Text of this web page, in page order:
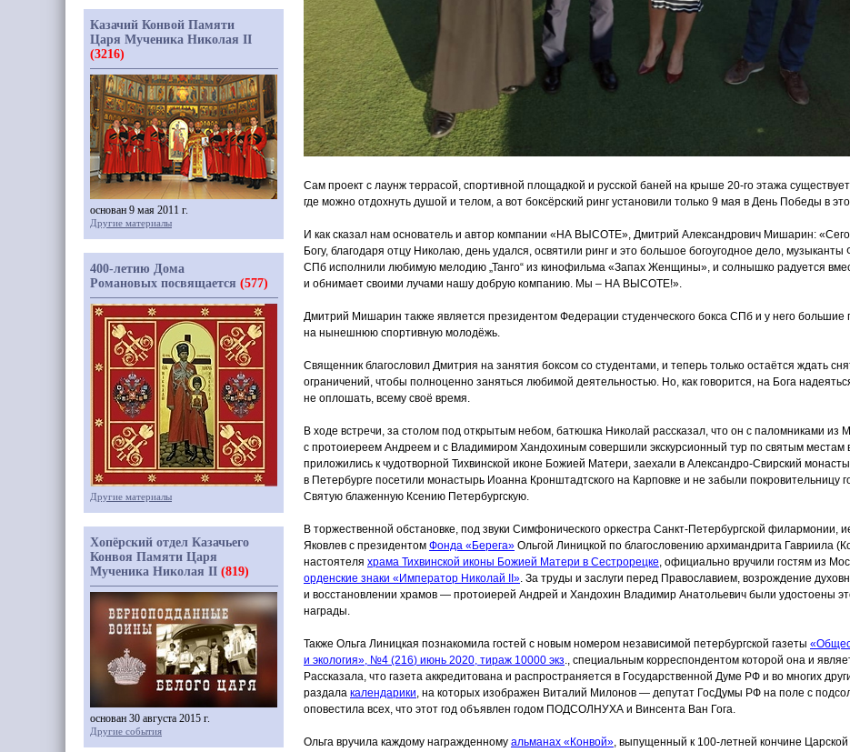
Сам проект с лаунж террасой, спортивной площадкой и русской баней на крыше 20-го этажа
где можно отдохнуть душой и телом, а вот боксёрский ринг установили только 9 мая в День Победы в
И как сказал нам основатель и автор компании «НА ВЫСОТЕ», Дмитрий Александрович Мишарин:
Богу, благодаря отцу Николаю, день удался, освятили ринг и это большое богоугодное дело,
СПб исполнили любимую мелодию „Танго“ из кинофильма «Запах Женщины», и солнышко радуется
и обнимает своими лучами нашу добрую компанию. Мы – НА ВЫСОТЕ!».
Дмитрий Мишарин также является президентом Федерации студенческого бокса СПб и у него большие
на нынешнюю спортивную молодёжь.
Священник благословил Дмитрия на занятия боксом со студентами, и теперь только остаётся ждать
ограничений, чтобы полноценно заняться любимой деятельностью. Но, как говорится, на Бога
не оплошать, всему своё время.
В ходе встречи, за столом под открытым небом, батюшка Николай рассказал, что он с паломниками из
с протоиереем Андреем и с Владимиром Хандохиным совершили экскурсионный тур по святым местам
приложились к чудотворной Тихвинской иконе Божией Матери, заехали в Александро-Свирский
в Петербурге посетили монастырь Иоанна Кронштадтского на Карповке и не забыли покровительницу
Святую блаженную Ксению Петербургскую.
В торжественной обстановке, под звуки Симфонического оркестра Санкт-Петербургской филармонии,
Яковлев с президентом Фонда «Берега» Ольгой Линицкой по благословению архимандрита Гавриила
настоятеля храма Тихвинской иконы Божией Матери в Сестрорецке, официально вручили гостям из
орденские знаки «Император Николай II». За труды и заслуги перед Православием, возрождение
и восстановлении храмов — протоиерей Андрей и Хандохин Владимир Анатольевич были удостоены
награды.
Также Ольга Линицкая познакомила гостей с новым номером независимой петербургской газеты
и экология», №4 (216) июнь 2020, тираж 10000 экз., специальным корреспондентом которой она и
Рассказала, что газета аккредитована и распространяется в Государственной Думе РФ и во многих
раздала календарики, на которых изображен Виталий Милонов — депутат ГосДумы РФ на поле с
оповестила всех, что этот год объявлен годом ПОДСОЛНУХА и Винсента Ван Гога.
Ольга вручила каждому награжденному альманах «Конвой», выпущенный к 100-летней кончине
Казачий Конвой Памяти
Царя Мученика Николая II
(3216)
основан 9 мая 2011 г.
Другие материалы
400-летию Дома
Романовых посвящается (577)
Другие материалы
Хопёрский отдел Казачьего
Конвоя Памяти Царя
Мученика Николая II (819)
основан 30 августа 2015 г.
Другие события